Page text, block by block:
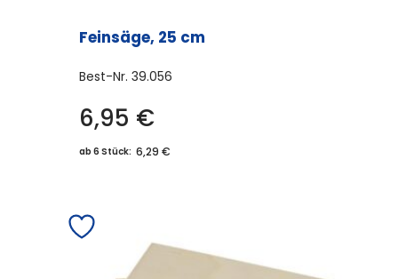
Feinsäge, 25 cm
Best-Nr. 39.056
6,95 €
ab 6 Stück: 6,29 €